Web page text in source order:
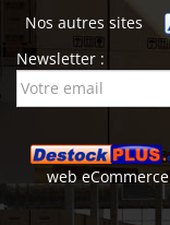
Nos autres sites
Newsletter :
webeCommerce